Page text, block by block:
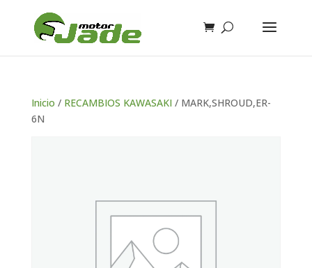
Inicio / RECAMBIOS KAWASAKI / MARK,SHROUD,ER-
6N